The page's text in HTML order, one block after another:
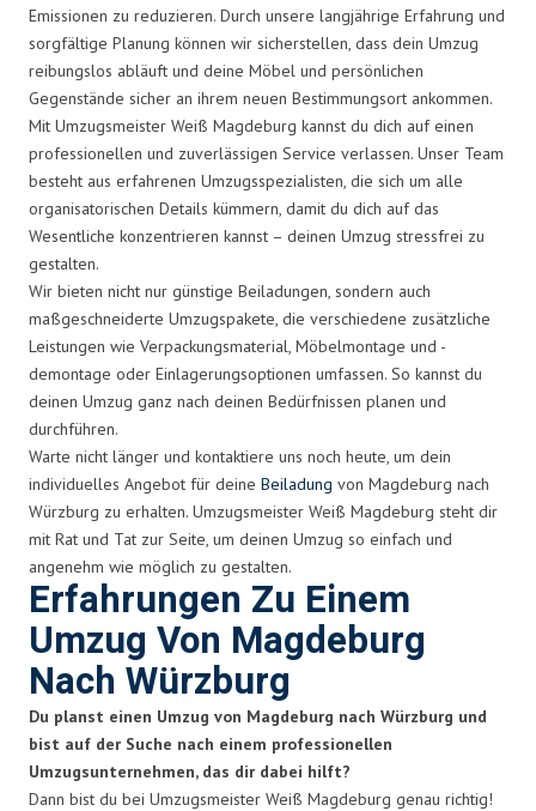
Emissionen zu reduzieren. Durch unsere langjährige Erfahrung und
sorgfältige Planung können wir sicherstellen, dass dein Umzug
reibungslos abläuft und deine Möbel und persönlichen
Gegenstände sicher an ihrem neuen Bestimmungsort ankommen.
Mit Umzugsmeister Weiß Magdeburg kannst du dich auf einen
professionellen und zuverlässigen Service verlassen. Unser Team
besteht aus erfahrenen Umzugsspezialisten, die sich um alle
organisatorischen Details kümmern, damit du dich auf das
Wesentliche konzentrieren kannst – deinen Umzug stressfrei zu
gestalten.
Wir bieten nicht nur günstige Beiladungen, sondern auch
maßgeschneiderte Umzugspakete, die verschiedene zusätzliche
Leistungen wie Verpackungsmaterial, Möbelmontage und -
demontage oder Einlagerungsoptionen umfassen. So kannst du
deinen Umzug ganz nach deinen Bedürfnissen planen und
durchführen.
Warte nicht länger und kontaktiere uns noch heute, um dein
individuelles Angebot für deine Beiladung von Magdeburg nach
Würzburg zu erhalten. Umzugsmeister Weiß Magdeburg steht dir
mit Rat und Tat zur Seite, um deinen Umzug so einfach und
angenehm wie möglich zu gestalten.
Erfahrungen Zu Einem
Umzug Von Magdeburg
Nach Würzburg
Du planst einen Umzug von Magdeburg nach Würzburg und
bist auf der Suche nach einem professionellen
Umzugsunternehmen, das dir dabei hilft?
Dann bist du bei Umzugsmeister Weiß Magdeburg genau richtig!